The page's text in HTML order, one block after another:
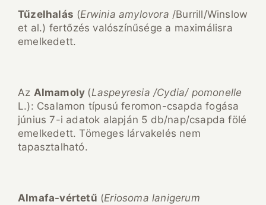
Tűzelhalás (Erwinia amylovora /Burrill/Winslow
et al.) fertőzés valószínűsége a maximálisra
emelkedett.
Az Almamoly (Laspeyresia /Cydia/ pomonelle
L.): Csalamon típusú feromon-csapda fogása
június 7-i adatok alapján 5 db/nap/csapda fölé
emelkedett. Tömeges lárvakelés nem
tapasztalható.
Almafa-vértetű (Eriosoma lanigerum